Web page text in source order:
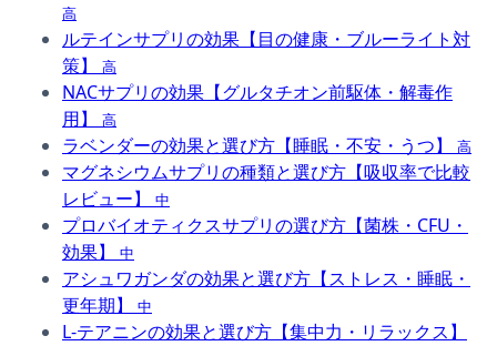
高
ルテインサプリの効果【目の健康・ブルーライト対
策】
高
NACサプリの効果【グルタチオン前駆体・解毒作
用】
高
ラベンダーの効果と選び方【睡眠・不安・うつ】 高
マグネシウムサプリの種類と選び方【吸収率で比較
レビュー】
中
プロバイオティクスサプリの選び方【菌株・CFU・
効果】
中
アシュワガンダの効果と選び方【ストレス・睡眠・
更年期】
中
L-テアニンの効果と選び方【集中力・リラックス】